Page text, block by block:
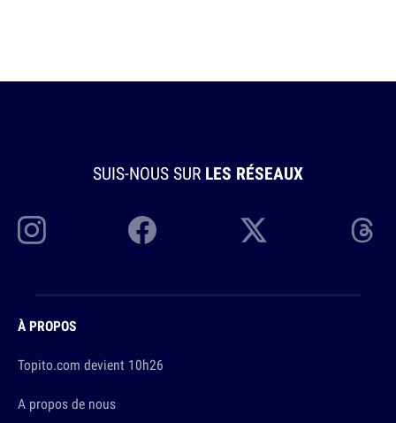
SUIS-NOUS SUR LES RÉSEAUX
À PROPOS
Topito.com devient 10h26
A propos de nous